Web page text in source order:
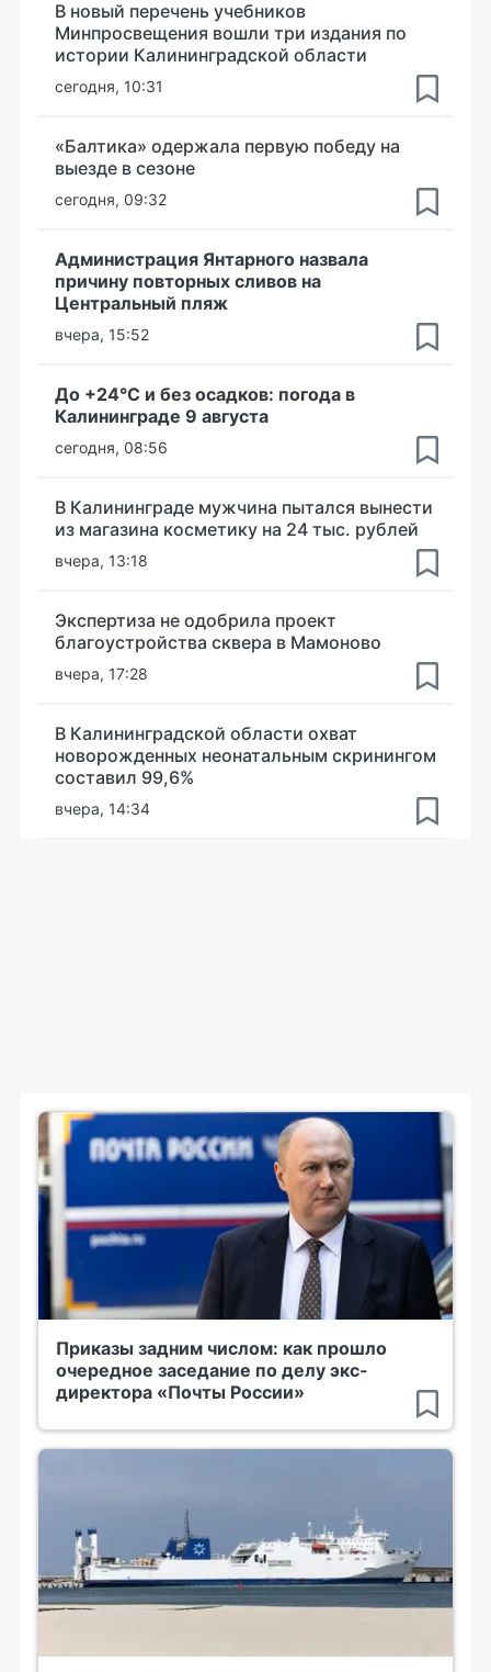
В новый перечень учебников
Минпросвещения вошли три издания по
истории Калининградской области
сегодня, 10:31
«Балтика» одержала первую победу на
выезде в сезоне
сегодня, 09:32
Администрация Янтарного назвала
причину повторных сливов на
Центральный пляж
вчера, 15:52
До +24°С и без осадков: погода в
Калининграде 9 августа
сегодня, 08:56
В Калининграде мужчина пытался вынести
из магазина косметику на 24 тыс. рублей
вчера, 13:18
Экспертиза не одобрила проект
благоустройства сквера в Мамоново
вчера, 17:28
В Калининградской области охват
новорожденных неонатальным скринингом
составил 99,6%
вчера, 14:34
Приказы задним числом: как прошло
очередное заседание по делу экс-
директора «Почты России»